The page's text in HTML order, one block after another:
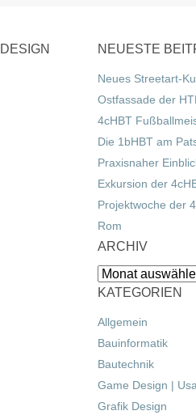
NEUESTE
Neues Streetart-
Ostfassade der
4cHBT
Die 1bHBT am
Praxisnaher
Exkursion der
Projektwoche der
Rom
ARCHIV
Archiv
KATEGORIEN
Allgemein
Bauinformatik
Bautechnik
Game Design |
Grafik Design